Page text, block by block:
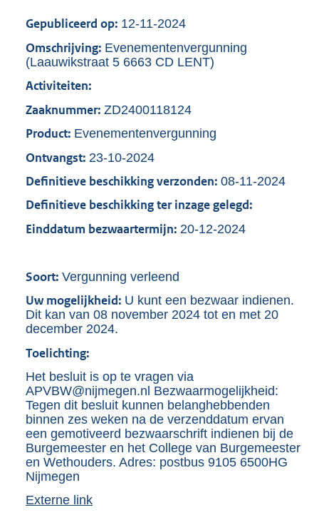
0
4
Gepubliceerd op: 12-11-2024
Omschrijving: Evenementenvergunning
(Laauwikstraat 5 6663 CD LENT)
Activiteiten:
Zaaknummer: ZD2400118124
Product: Evenementenvergunning
Ontvangst: 23-10-2024
Definitieve beschikking verzonden: 08-11-2024
Definitieve beschikking ter inzage gelegd:
Einddatum bezwaartermijn: 20-12-2024
Soort: Vergunning verleend
Uw mogelijkheid: U kunt een bezwaar indienen.
Dit kan van 08 november 2024 tot en met 20
december 2024.
Toelichting:
Het besluit is op te vragen via
APVBW@nijmegen.nl Bezwaarmogelijkheid:
Tegen dit besluit kunnen belanghebbenden
binnen zes weken na de verzenddatum ervan
een gemotiveerd bezwaarschrift indienen bij de
Burgemeester en het College van Burgemeester
en Wethouders. Adres: postbus 9105 6500HG
Nijmegen
Externe link